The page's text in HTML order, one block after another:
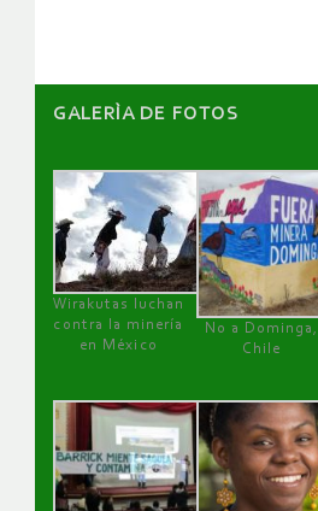
GALERÌA DE FOTOS
Wirakutas luchan
contra la minería
en México
No a Dominga,
Chile